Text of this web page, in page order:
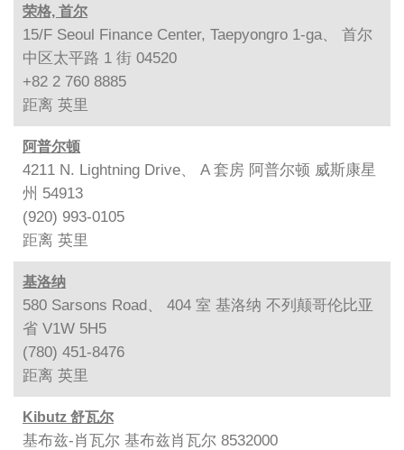
荣格, 首尔
15/F Seoul Finance Center, Taepyongro 1-ga、 首尔
中区太平路 1 街 04520
+82 2 760 8885
距离 英里
阿普尔顿
4211 N. Lightning Drive、 A 套房 阿普尔顿 威斯康星
州 54913
(920) 993-0105
距离 英里
基洛纳
580 Sarsons Road、 404 室 基洛纳 不列颠哥伦比亚
省 V1W 5H5
(780) 451-8476
距离 英里
Kibutz 舒瓦尔
基布兹-肖瓦尔 基布兹肖瓦尔 8532000